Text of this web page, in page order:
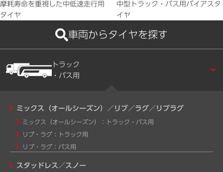
摩耗寿命を重視した中低速走行用
タイヤ
中型トラック・バス用バイアスタ
イヤ
車両からタイヤを探す
トラック
・バス用
ミックス（オールシーズン）／リブ／ラグ／リブラグ
ミックス（オールシーズン）：トラック・バス用
リブ・ラグ：トラック用
リブ・ラグ：バス用
スタッドレス／スノー